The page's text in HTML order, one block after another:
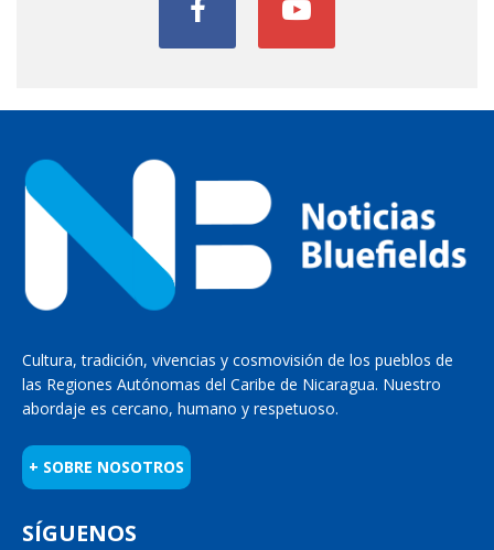
Cultura, tradición, vivencias y cosmovisión de los pueblos de
las Regiones Autónomas del Caribe de Nicaragua. Nuestro
abordaje es cercano, humano y respetuoso.
+ SOBRE NOSOTROS
SÍGUENOS